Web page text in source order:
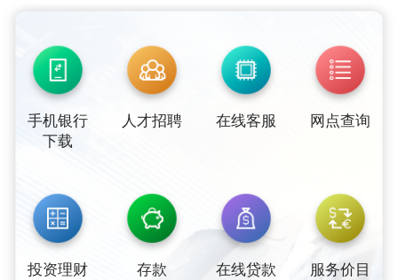
手机银行
下载
人才招聘 在线客服 网点查询
投资理财 存款 在线贷款
服务价目